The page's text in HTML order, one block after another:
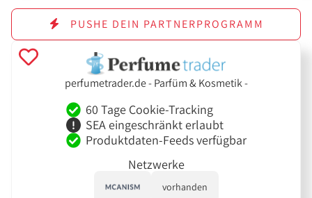
PUSHE DEIN PARTNERPROGRAMM
perfumetrader.de - Parfüm & Kosmetik -
60 Tage Cookie-Tracking
SEA eingeschränkt erlaubt
Produktdaten-Feeds verfügbar
Netzwerke
vorhanden